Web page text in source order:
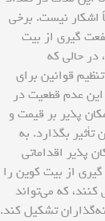
اشکار نیست. برخی
گیری از بیت
در حالی که
قوانین برای
عدم قطعیت در
پذیر بر قیمت و
بگذارد. به
پذیر اقداماتی
از بیت کوین را
کنند، که می‌تواند
تشکیل کند.